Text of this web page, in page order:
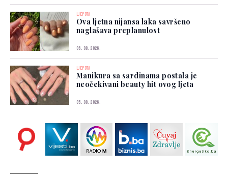
LJEPOTA
Ova ljetna nijansa laka savršeno
naglašava preplanulost
06. 08. 2026.
LJEPOTA
Manikura sa sardinama postala je
neočekivani beauty hit ovog ljeta
05. 08. 2026.